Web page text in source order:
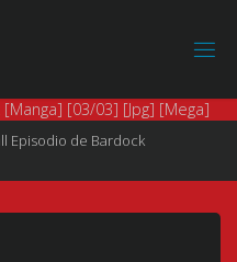
Episodio de Bardock